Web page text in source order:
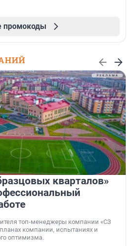
промокоды
кварталов»
топ-менеджеры компании «СЗ
компании, испытаниях и
оптимизма.